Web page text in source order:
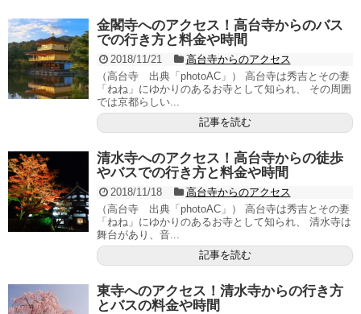
金閣寺へのアクセス！高台寺からのバス
での行き方と料金や時間
2018/11/21
高台寺からのアクセス
（高台寺 出典「photoAC」） 高台寺は秀吉とその妻
「ねね」にゆかりのあるお寺として知られ、 その周囲
では京都らしい...
記事を読む
清水寺へのアクセス！高台寺からの徒歩
やバスでの行き方と料金や時間
2018/11/18
高台寺からのアクセス
（高台寺 出典「photoAC」） 高台寺は秀吉とその妻
「ねね」にゆかりのあるお寺として知られ、 清水寺は
舞台があり、音...
記事を読む
東寺へのアクセス！清水寺からの行き方
とバスの料金や時間